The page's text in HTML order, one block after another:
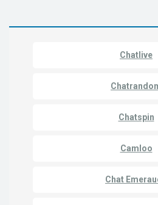
Chatlive
Chatspin
Camloo
Chat